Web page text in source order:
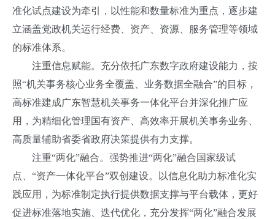
准化试点建设为牵引，以性能和数量标准为重点，逐步建
立涵盖党政机关运行经费、资产、资源、服务管理等领域
的标准体系。
注重信息赋能。充分依托广东数字政府建设能力，按
照“机关事务核心业务全覆盖、业务数据全融合”的目标，
高标准建成广东智慧机关事务一体化平台并深化推广应
用，为精细化管理国有资产、高效率开展机关事务业务、
高质量辅助省委省政府决策提供有力支撑。
注重“两化”融合。强势推进“两化”融合国家级试
点、“资产一体化平台”双创建设。以信息化助力标准化实
践应用，为标准制定执行提供数据支撑与平台载体，更好
促进标准落地实施、迭代优化，充分发挥“两化”融合发展